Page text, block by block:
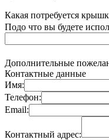
Какая потребуется
Подо что вы будете
Дополнительные
Контактные данные
Имя:
Телефон:
Email:
Контактный адрес: